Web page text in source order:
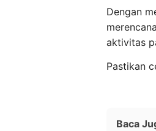
Dengan
aktivitas
Pastikan
Baca